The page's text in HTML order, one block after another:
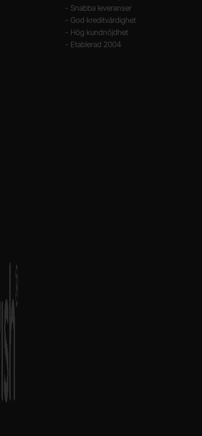
- Snabba leveranser
- God kreditvärdighet
- Hög kundnöjdhet
- Etablerad 2004